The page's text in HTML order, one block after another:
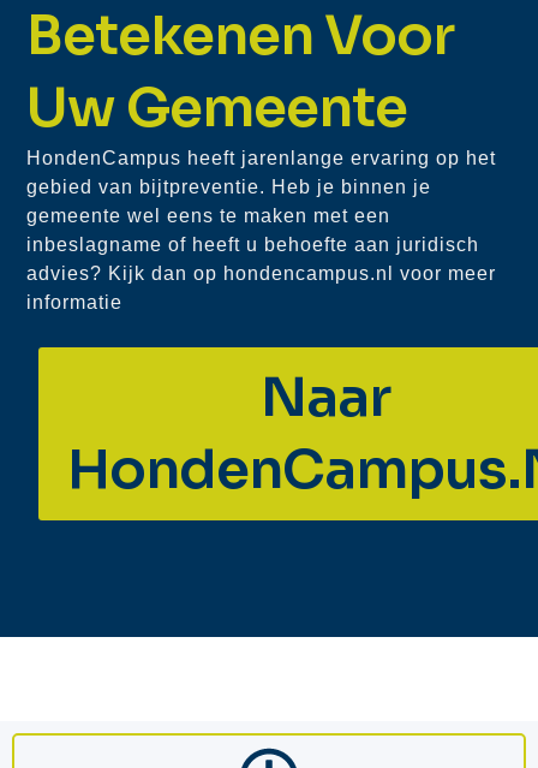
Betekenen Voor
Uw Gemeente
HondenCampus heeft jarenlange ervaring op het
gebied van bijtpreventie. Heb je binnen je
gemeente wel eens te maken met een
inbeslagname of heeft u behoefte aan juridisch
advies? Kijk dan op hondencampus.nl voor meer
informatie
Naar